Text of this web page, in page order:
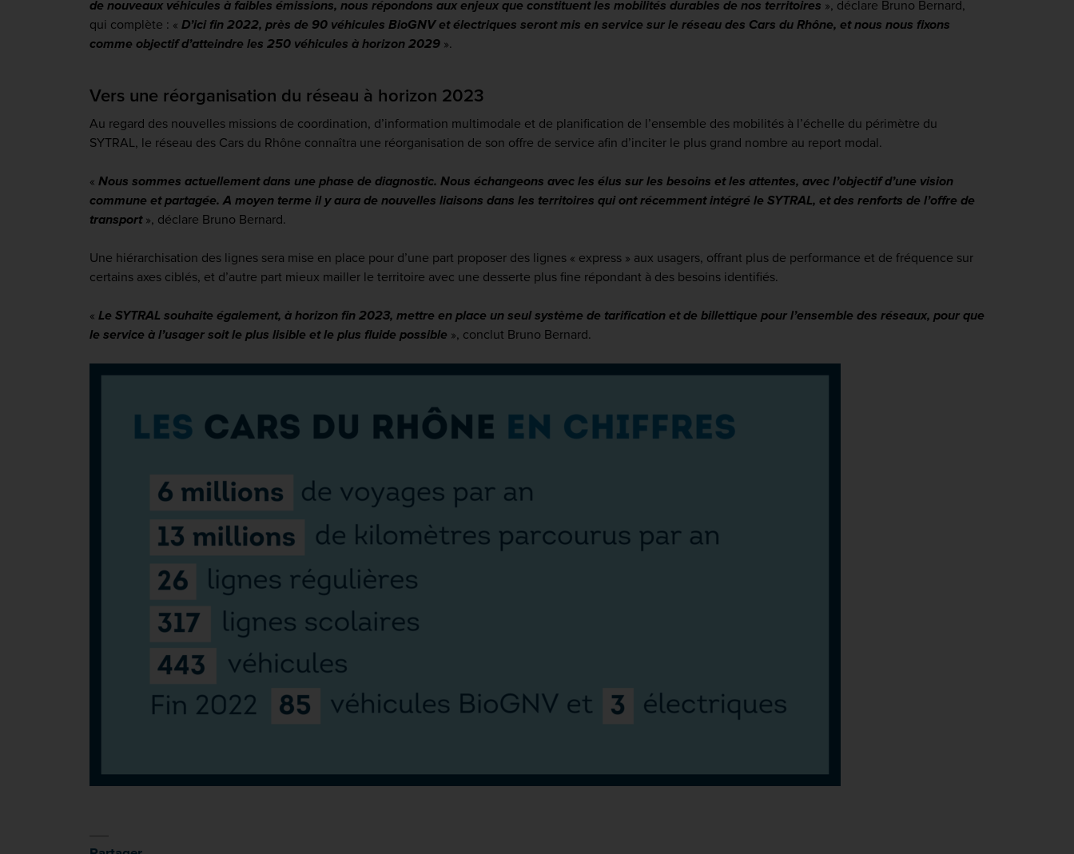
de nouveaux véhicules à faibles émissions, nous répondons aux enjeux que constituent les mobilités durables de nos territoires », déclare Bruno Bernard,
qui complète : « D’ici fin 2022, près de 90 véhicules BioGNV et électriques seront mis en service sur le réseau des Cars du Rhône, et nous nous fixons
comme objectif d’atteindre les 250 véhicules à horizon 2029 ».
Vers une réorganisation du réseau à horizon 2023
Au regard des nouvelles missions de coordination, d’information multimodale et de planification de l’ensemble des mobilités à l’échelle du périmètre du
SYTRAL, le réseau des Cars du Rhône connaîtra une réorganisation de son offre de service afin d’inciter le plus grand nombre au report modal.
« Nous sommes actuellement dans une phase de diagnostic. Nous échangeons avec les élus sur les besoins et les attentes, avec l’objectif d’une vision
commune et partagée. A moyen terme il y aura de nouvelles liaisons dans les territoires qui ont récemment intégré le SYTRAL, et des renforts de l’offre de
transport», déclare Bruno Bernard.
Une hiérarchisation des lignes sera mise en place pour d’une part proposer des lignes « express » aux usagers, offrant plus de performance et de fréquence sur
certains axes ciblés, et d’autre part mieux mailler le territoire avec une desserte plus fine répondant à des besoins identifiés.
« Le SYTRAL souhaite également, à horizon fin 2023, mettre en place un seul système de tarification et de billettique pour l’ensemble des réseaux, pour que
le service à l’usager soit le plus lisible et le plus fluide possible », conclut Bruno Bernard.